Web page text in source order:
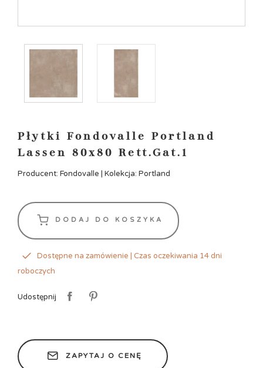
Płytki Fondovalle Portland
Lassen 80x80 Rett.Gat.1
Producent: Fondovalle | Kolekcja: Portland
DODAJ DO KOSZYKA
Dostępne na zamówienie | Czas oczekiwania 14 dni
roboczych
Udostępnij
ZAPYTAJ O CENĘ